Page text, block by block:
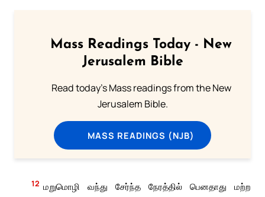
Mass Readings Today - New
Jerusalem Bible
Read today's Mass readings from the New
Jerusalem Bible.
MASS READINGS (NJB)
12 மறுமொழி வந்து சேர்ந்த நேரத்தில் பெனதாது மற்ற